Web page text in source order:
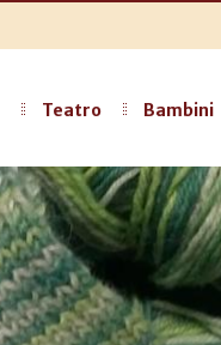
Teatro Bambini